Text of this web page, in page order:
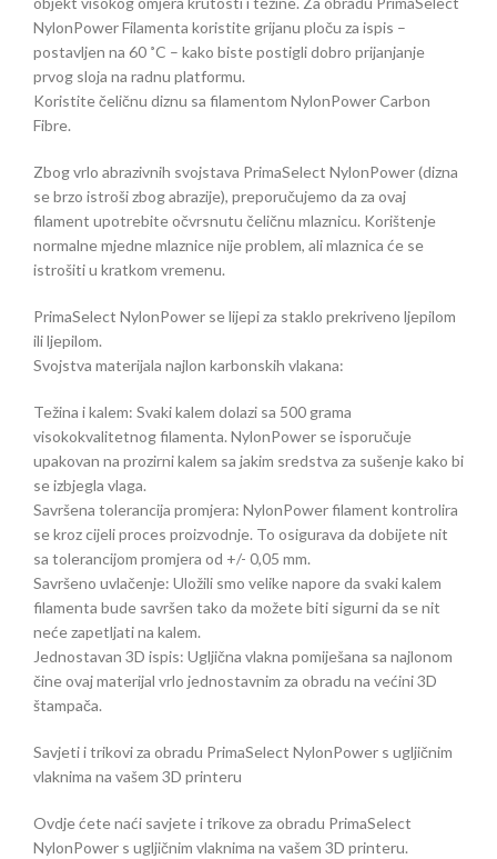
NylonPower Filamenta koristite grijanu ploču za ispis –
postavljen na 60 ˚C – kako biste postigli dobro prijanjanje
prvog sloja na radnu platformu.
Koristite čeličnu diznu sa filamentom NylonPower Carbon
Fibre.
Zbog vrlo abrazivnih svojstava PrimaSelect NylonPower (dizna
se brzo istroši zbog abrazije), preporučujemo da za ovaj
filament upotrebite očvrsnutu čeličnu mlaznicu. Korištenje
normalne mjedne mlaznice nije problem, ali mlaznica će se
istrošiti u kratkom vremenu.
PrimaSelect NylonPower se lijepi za staklo prekriveno ljepilom
ili ljepilom.
Svojstva materijala najlon karbonskih vlakana:
Težina i kalem: Svaki kalem dolazi sa 500 grama
visokokvalitetnog filamenta. NylonPower se isporučuje
upakovan na prozirni kalem sa jakim sredstva za sušenje kako bi
se izbjegla vlaga.
Savršena tolerancija promjera: NylonPower filament kontrolira
se kroz cijeli proces proizvodnje. To osigurava da dobijete nit
sa tolerancijom promjera od +/- 0,05 mm.
Savršeno uvlačenje: Uložili smo velike napore da svaki kalem
filamenta bude savršen tako da možete biti sigurni da se nit
neće zapetljati na kalem.
Jednostavan 3D ispis: Ugljična vlakna pomiješana sa najlonom
čine ovaj materijal vrlo jednostavnim za obradu na većini 3D
štampača.
Savjeti i trikovi za obradu PrimaSelect NylonPower s ugljičnim
vlaknima na vašem 3D printeru
Ovdje ćete naći savjete i trikove za obradu PrimaSelect
NylonPower s ugljičnim vlaknima na vašem 3D printeru.